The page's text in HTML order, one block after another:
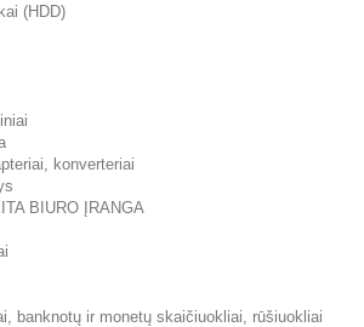
(HDD)
konverteriai
BIURO ĮRANGA
banknotų ir monetų skaičiuokliai, rūšiuokliai